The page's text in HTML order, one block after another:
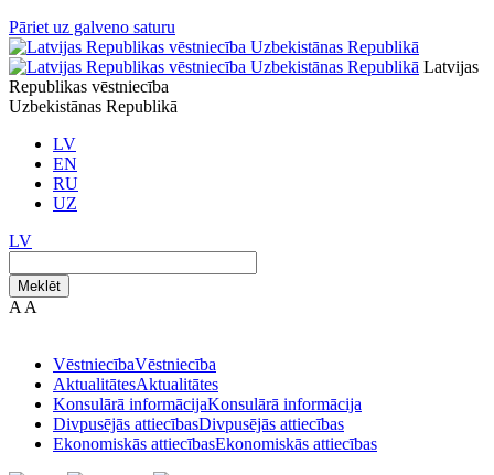
Pāriet uz galveno saturu
Latvijas
Republikas vēstniecība
Uzbekistānas Republikā
LV
EN
RU
UZ
LV
Meklēt
A A
VēstniecībaVēstniecība
AktualitātesAktualitātes
Konsulārā informācijaKonsulārā informācija
Divpusējās attiecībasDivpusējās attiecības
Ekonomiskās attiecībasEkonomiskās attiecības